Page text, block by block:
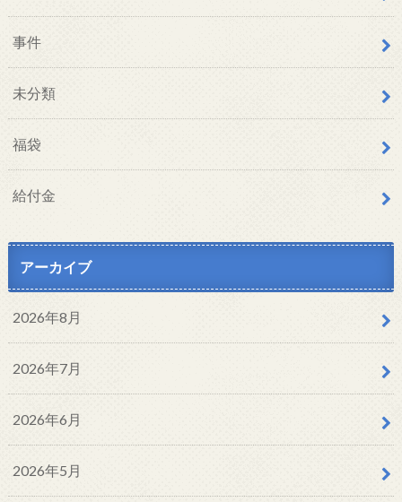
事件
未分類
福袋
給付金
アーカイブ
2026年8月
2026年7月
2026年6月
2026年5月